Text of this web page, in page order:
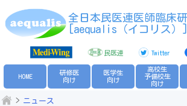
to
全日本民医連医師臨床
[aequalis（イコリス）]
民医連 Twitter
HOME
研修医
向け
医学生
向け
高校生
予備校生
向け
ニュース